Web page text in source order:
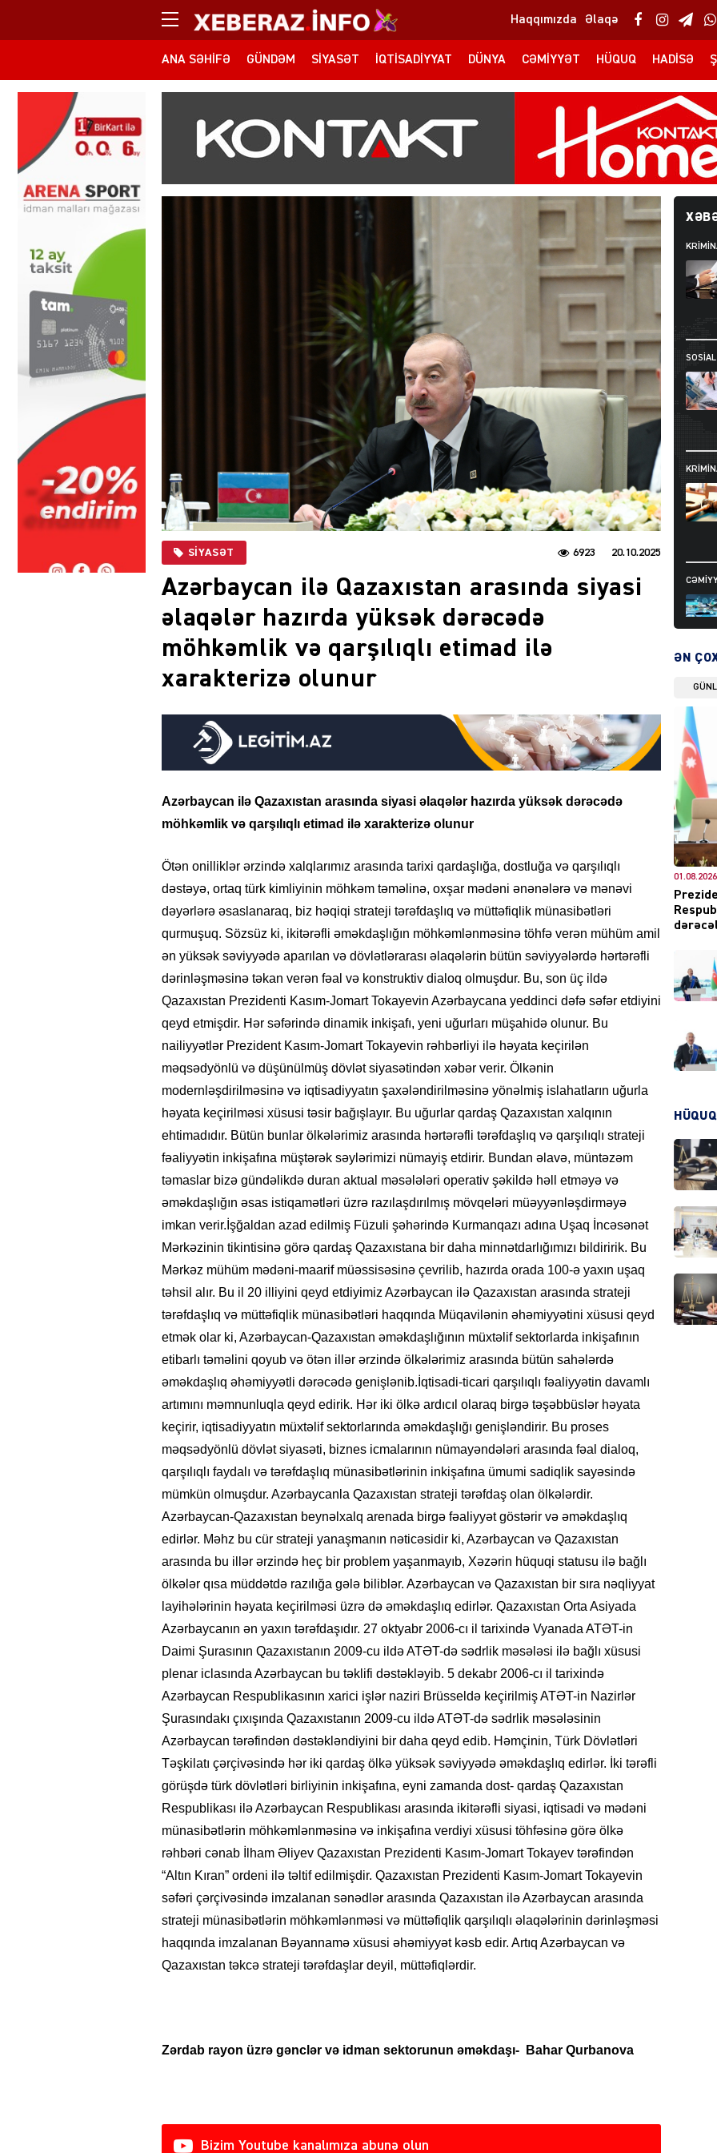
Haqqımızda Əlaqə
ANA SƏHIFƏ GÜNDƏM SIYASƏT İQTISADIYYAT DÜNYA CƏMIYYƏT HÜQUQ HADISƏ
SIYASƏT 20.10.2025
6923
Azərbaycan ilə Qazaxıstan arasında siyasi
əlaqələr hazırda yüksək dərəcədə
möhkəmlik və qarşılıqlı etimad ilə
xarakterizə olunur
Azərbaycan ilə Qazaxıstan arasında siyasi əlaqələr hazırda yüksək dərəcədə
möhkəmlik və qarşılıqlı etimad ilə xarakterizə olunur
Ötən onilliklər ərzində xalqlarımız arasında tarixi qardaşlığa, dostluğa və qarşılıqlı
dəstəyə, ortaq türk kimliyinin möhkəm təməlinə, oxşar mədəni ənənələrə və mənəvi
dəyərlərə əsaslanaraq, biz həqiqi strateji tərəfdaşlıq və müttəfiqlik münasibətləri
qurmuşuq. Sözsüz ki, ikitərəfli əməkdaşlığın möhkəmlənməsinə töhfə verən mühüm amil
ən yüksək səviyyədə aparılan və dövlətlərarası əlaqələrin bütün səviyyələrdə hərtərəfli
dərinləşməsinə təkan verən fəal və konstruktiv dialoq olmuşdur. Bu, son üç ildə
Qazaxıstan Prezidenti Kasım-Jomart Tokayevin Azərbaycana yeddinci dəfə səfər etdiyini
qeyd etmişdir. Hər səfərində dinamik inkişafı, yeni uğurları müşahidə olunur. Bu
nailiyyətlər Prezident Kasım-Jomart Tokayevin rəhbərliyi ilə həyata keçirilən
məqsədyönlü və düşünülmüş dövlət siyasətindən xəbər verir. Ölkənin
modernləşdirilməsinə və iqtisadiyyatın şaxələndirilməsinə yönəlmiş islahatların uğurla
həyata keçirilməsi xüsusi təsir bağışlayır. Bu uğurlar qardaş Qazaxıstan xalqının
ehtimadıdır. Bütün bunlar ölkələrimiz arasında hərtərəfli tərəfdaşlıq və qarşılıqlı strateji
fəaliyyətin inkişafına müştərək səylərimizi nümayiş etdirir. Bundan əlavə, müntəzəm
təmaslar bizə gündəlikdə duran aktual məsələləri operativ şəkildə həll etməyə və
əməkdaşlığın əsas istiqamətləri üzrə razılaşdırılmış mövqeləri müəyyənləşdirməyə
imkan verir.İşğaldan azad edilmiş Füzuli şəhərində Kurmanqazı adına Uşaq İncəsənət
Mərkəzinin tikintisinə görə qardaş Qazaxıstana bir daha minnətdarlığımızı bildiririk. Bu
Mərkəz mühüm mədəni-maarif müəssisəsinə çevrilib, hazırda orada 100-ə yaxın uşaq
təhsil alır. Bu il 20 illiyini qeyd etdiyimiz Azərbaycan ilə Qazaxıstan arasında strateji
tərəfdaşlıq və müttəfiqlik münasibətləri haqqında Müqavilənin əhəmiyyətini xüsusi qeyd
etmək olar ki, Azərbaycan-Qazaxıstan əməkdaşlığının müxtəlif sektorlarda inkişafının
etibarlı təməlini qoyub və ötən illər ərzində ölkələrimiz arasında bütün sahələrdə
əməkdaşlıq əhəmiyyətli dərəcədə genişlənib.İqtisadi-ticari qarşılıqlı fəaliyyətin davamlı
artımını məmnunluqla qeyd edirik. Hər iki ölkə ardıcıl olaraq birgə təşəbbüslər həyata
keçirir, iqtisadiyyatın müxtəlif sektorlarında əməkdaşlığı genişləndirir. Bu proses
məqsədyönlü dövlət siyasəti, biznes icmalarının nümayəndələri arasında fəal dialoq,
qarşılıqlı faydalı və tərəfdaşlıq münasibətlərinin inkişafına ümumi sadiqlik sayəsində
mümkün olmuşdur. Azərbaycanla Qazaxıstan strateji tərəfdaş olan ölkələrdir.
Azərbaycan-Qazaxıstan beynəlxalq arenada birgə fəaliyyət göstərir və əməkdaşlıq
edirlər. Məhz bu cür strateji yanaşmanın nəticəsidir ki, Azərbaycan və Qazaxıstan
arasında bu illər ərzində heç bir problem yaşanmayıb, Xəzərin hüquqi statusu ilə bağlı
ölkələr qısa müddətdə razılığa gələ biliblər. Azərbaycan və Qazaxıstan bir sıra nəqliyyat
layihələrinin həyata keçirilməsi üzrə də əməkdaşlıq edirlər. Qazaxıstan Orta Asiyada
Azərbaycanın ən yaxın tərəfdaşıdır. 27 oktyabr 2006-cı il tarixində Vyanada ATƏT-in
Daimi Şurasının Qazaxıstanın 2009-cu ildə ATƏT-də sədrlik məsələsi ilə bağlı xüsusi
plenar iclasında Azərbaycan bu təklifi dəstəkləyib. 5 dekabr 2006-cı il tarixində
Azərbaycan Respublikasının xarici işlər naziri Brüsseldə keçirilmiş ATƏT-in Nazirlər
Şurasındakı çıxışında Qazaxıstanın 2009-cu ildə ATƏT-də sədrlik məsələsinin
Azərbaycan tərəfindən dəstəkləndiyini bir daha qeyd edib. Həmçinin, Türk Dövlətləri
Təşkilatı çərçivəsində hər iki qardaş ölkə yüksək səviyyədə əməkdaşlıq edirlər. İki tərəfli
görüşdə türk dövlətləri birliyinin inkişafına, eyni zamanda dost- qardaş Qazaxıstan
Respublikası ilə Azərbaycan Respublikası arasında ikitərəfli siyasi, iqtisadi və mədəni
münasibətlərin möhkəmlənməsinə və inkişafına verdiyi xüsusi töhfəsinə görə ölkə
rəhbəri cənab İlham Əliyev Qazaxıstan Prezidenti Kasım-Jomart Tokayev tərəfindən
“Altın Kıran” ordeni ilə təltif edilmişdir. Qazaxıstan Prezidenti Kasım-Jomart Tokayevin
səfəri çərçivəsində imzalanan sənədlər arasında Qazaxıstan ilə Azərbaycan arasında
strateji münasibətlərin möhkəmlənməsi və müttəfiqlik qarşılıqlı əlaqələrinin dərinləşməsi
haqqında imzalanan Bəyannamə xüsusi əhəmiyyət kəsb edir. Artıq Azərbaycan və
Qazaxıstan təkcə strateji tərəfdaşlar deyil, müttəfiqlərdir.
Zərdab rayon üzrə gənclər və idman sektorunun əməkdaşı- Bahar Qurbanova
Bizim Youtube kanalımıza abunə olun
SOSIAL
DÜNYA
ŞOU-
ƏN
01.08.2026
HÜQUQ